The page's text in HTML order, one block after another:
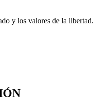
y los valores de la libertad.